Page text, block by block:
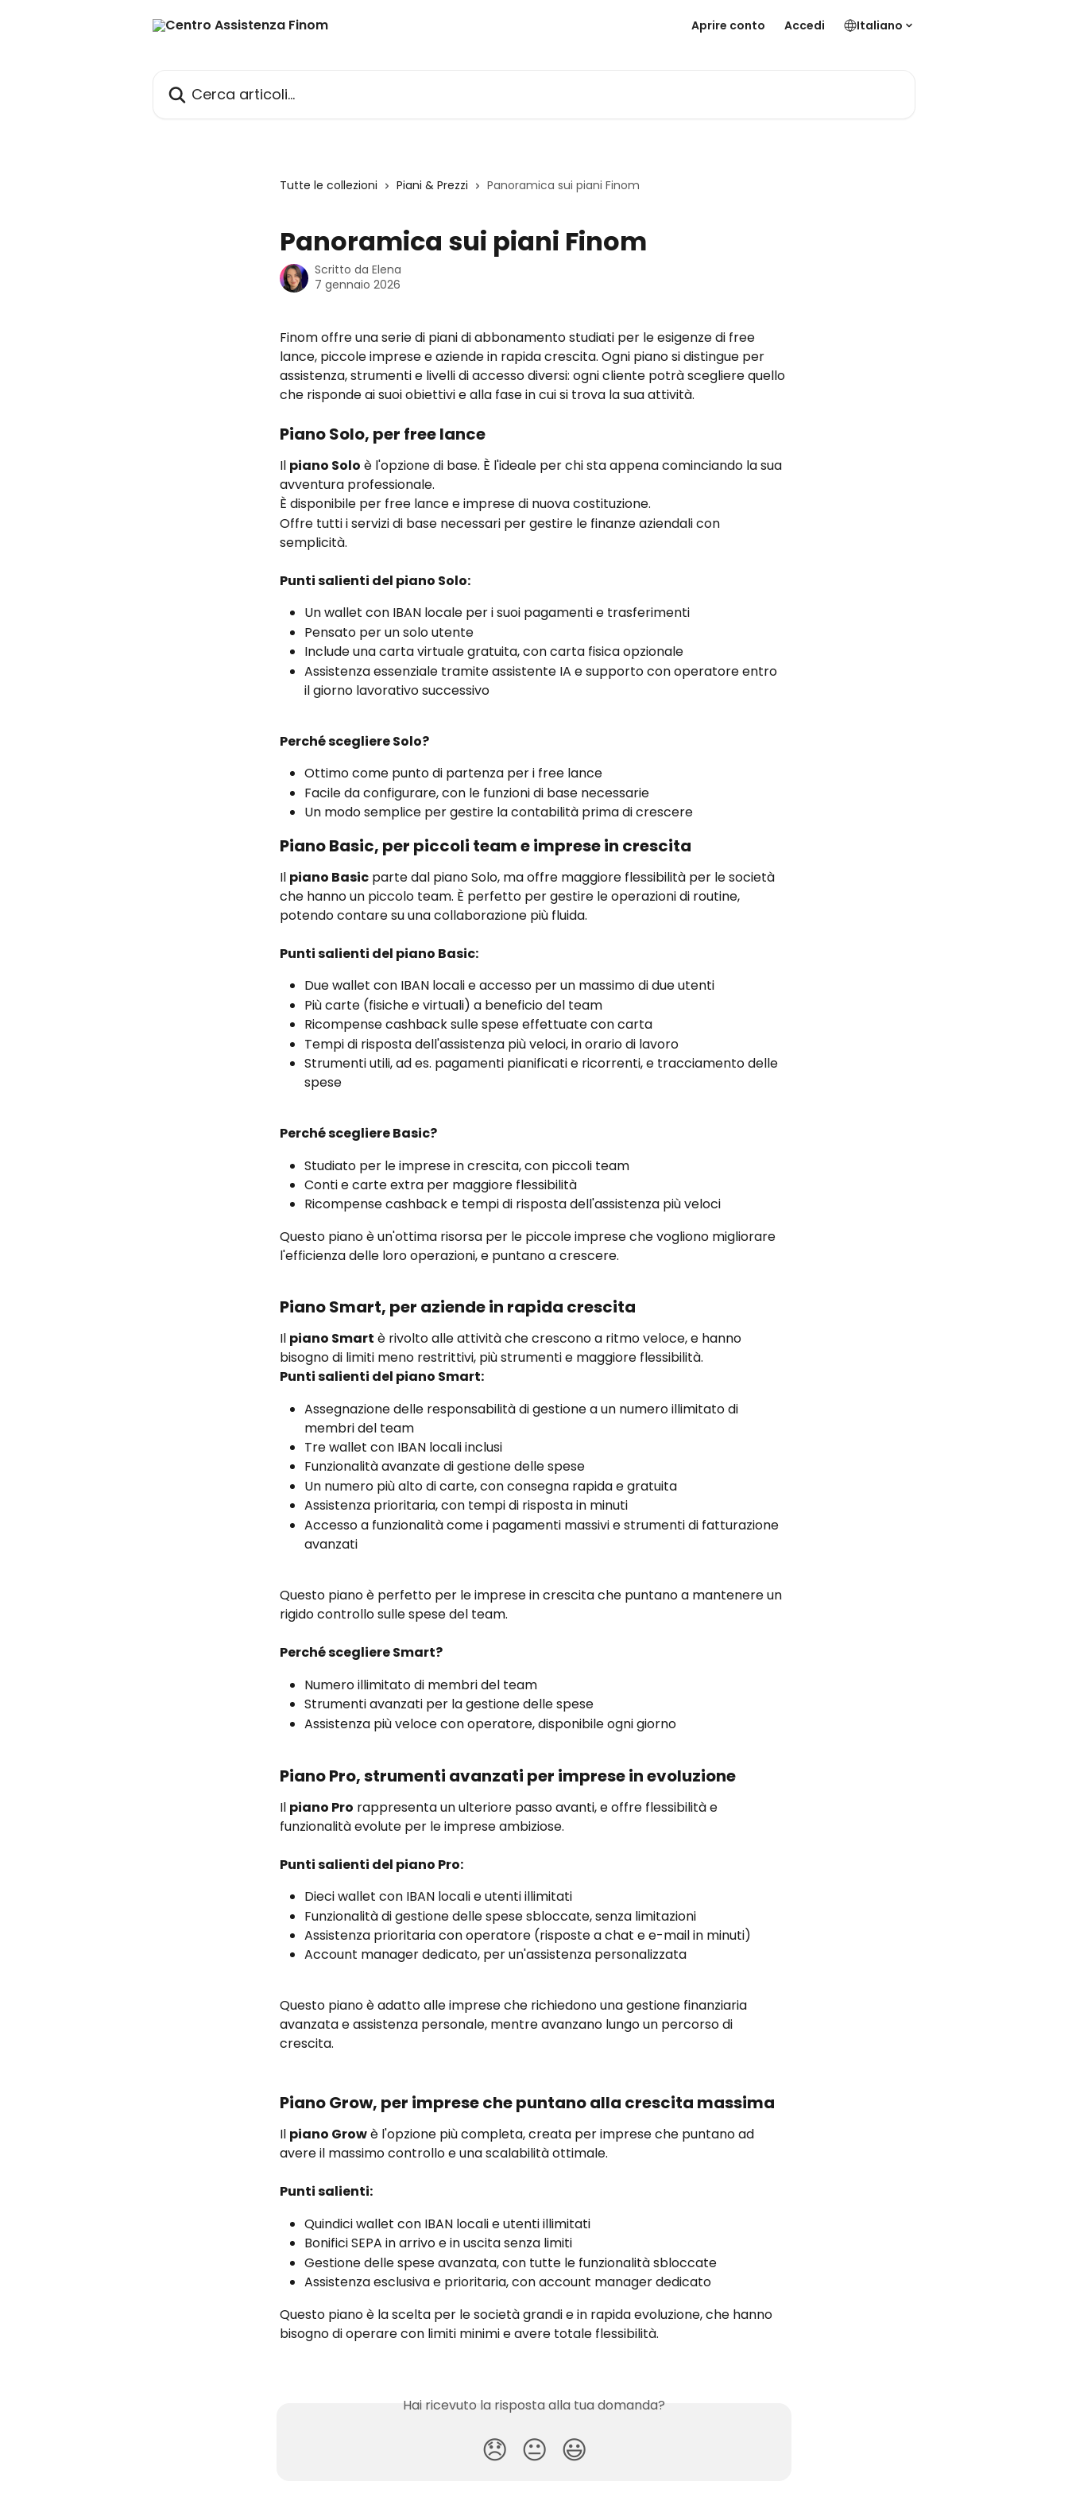
Aprire conto Accedi Italiano
Tutte le collezioni Piani & Prezzi Panoramica sui piani Finom
Panoramica sui piani Finom
Scritto da Elena
7 gennaio 2026
Finom offre una serie di piani di abbonamento studiati per le esigenze di free
lance, piccole imprese e aziende in rapida crescita. Ogni piano si distingue per
assistenza, strumenti e livelli di accesso diversi: ogni cliente potrà scegliere quello
che risponde ai suoi obiettivi e alla fase in cui si trova la sua attività.
Piano Solo, per free lance
Il piano Solo è l'opzione di base. È l'ideale per chi sta appena cominciando la sua
avventura professionale.
È disponibile per free lance e imprese di nuova costituzione.
Offre tutti i servizi di base necessari per gestire le finanze aziendali con
semplicità.
Punti salienti del piano Solo:
Un wallet con IBAN locale per i suoi pagamenti e trasferimenti
Pensato per un solo utente
Include una carta virtuale gratuita, con carta fisica opzionale
Assistenza essenziale tramite assistente IA e supporto con operatore entro
il giorno lavorativo successivo
Perché scegliere Solo?
Ottimo come punto di partenza per i free lance
Facile da configurare, con le funzioni di base necessarie
Un modo semplice per gestire la contabilità prima di crescere
Piano Basic, per piccoli team e imprese in crescita
Il piano Basic parte dal piano Solo, ma offre maggiore flessibilità per le società
che hanno un piccolo team. È perfetto per gestire le operazioni di routine,
potendo contare su una collaborazione più fluida.
Punti salienti del piano Basic:
Due wallet con IBAN locali e accesso per un massimo di due utenti
Più carte (fisiche e virtuali) a beneficio del team
Ricompense cashback sulle spese effettuate con carta
Tempi di risposta dell'assistenza più veloci, in orario di lavoro
Strumenti utili, ad es. pagamenti pianificati e ricorrenti, e tracciamento delle
spese
Perché scegliere Basic?
Studiato per le imprese in crescita, con piccoli team
Conti e carte extra per maggiore flessibilità
Ricompense cashback e tempi di risposta dell'assistenza più veloci
Questo piano è un'ottima risorsa per le piccole imprese che vogliono migliorare
l'efficienza delle loro operazioni, e puntano a crescere.
Piano Smart, per aziende in rapida crescita
Il piano Smart è rivolto alle attività che crescono a ritmo veloce, e hanno
bisogno di limiti meno restrittivi, più strumenti e maggiore flessibilità.
Punti salienti del piano Smart:
Assegnazione delle responsabilità di gestione a un numero illimitato di
membri del team
Tre wallet con IBAN locali inclusi
Funzionalità avanzate di gestione delle spese
Un numero più alto di carte, con consegna rapida e gratuita
Assistenza prioritaria, con tempi di risposta in minuti
Accesso a funzionalità come i pagamenti massivi e strumenti di fatturazione
avanzati
Questo piano è perfetto per le imprese in crescita che puntano a mantenere un
rigido controllo sulle spese del team.
Perché scegliere Smart?
Numero illimitato di membri del team
Strumenti avanzati per la gestione delle spese
Assistenza più veloce con operatore, disponibile ogni giorno
Piano Pro, strumenti avanzati per imprese in evoluzione
Il piano Pro rappresenta un ulteriore passo avanti, e offre flessibilità e
funzionalità evolute per le imprese ambiziose.
Punti salienti del piano Pro:
Dieci wallet con IBAN locali e utenti illimitati
Funzionalità di gestione delle spese sbloccate, senza limitazioni
Assistenza prioritaria con operatore (risposte a chat e e-mail in minuti)
Account manager dedicato, per un'assistenza personalizzata
Questo piano è adatto alle imprese che richiedono una gestione finanziaria
avanzata e assistenza personale, mentre avanzano lungo un percorso di
crescita.
Piano Grow, per imprese che puntano alla crescita massima
Il piano Grow è l'opzione più completa, creata per imprese che puntano ad
avere il massimo controllo e una scalabilità ottimale.
Punti salienti:
Quindici wallet con IBAN locali e utenti illimitati
Bonifici SEPA in arrivo e in uscita senza limiti
Gestione delle spese avanzata, con tutte le funzionalità sbloccate
Assistenza esclusiva e prioritaria, con account manager dedicato
Questo piano è la scelta per le società grandi e in rapida evoluzione, che hanno
bisogno di operare con limiti minimi e avere totale flessibilità.
Hai ricevuto la risposta alla tua domanda?
😞 😐 😃